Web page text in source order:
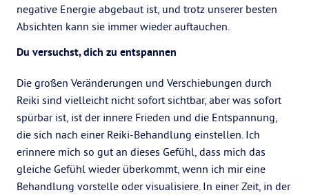
negative Energie abgebaut ist, und trotz unserer besten
Absichten kann sie immer wieder auftauchen.
Du versuchst, dich zu entspannen
Die großen Veränderungen und Verschiebungen durch
Reiki sind vielleicht nicht sofort sichtbar, aber was sofort
spürbar ist, ist der innere Frieden und die Entspannung,
die sich nach einer Reiki-Behandlung einstellen. Ich
erinnere mich so gut an dieses Gefühl, dass mich das
gleiche Gefühl wieder überkommt, wenn ich mir eine
Behandlung vorstelle oder visualisiere. In einer Zeit, in der